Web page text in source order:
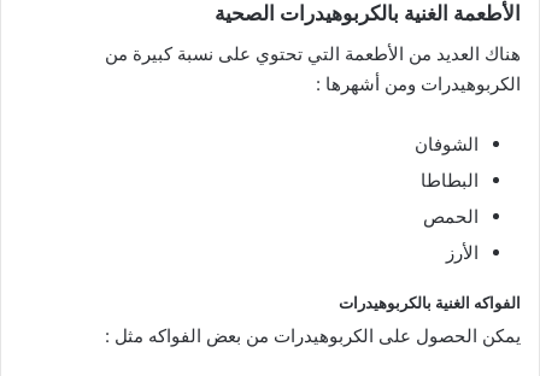
الأطعمة الغنية بالكربوهيدرات الصحية
هناك العديد من الأطعمة التي تحتوي على نسبة كبيرة من
الكربوهيدرات ومن أشهرها :
الشوفان
البطاطا
الحمص
الأرز
الفواكه الغنية بالكربوهيدرات
يمكن الحصول على الكربوهيدرات من بعض الفواكه مثل :